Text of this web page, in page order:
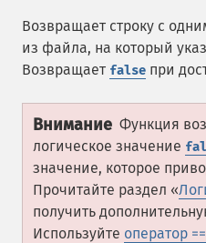
Возвращает строку с
из файла, на который
Возвращает false при
Внимание Функция
логическое значение
значение, которое
Прочитайте раздел «
получить
Используйте оператор